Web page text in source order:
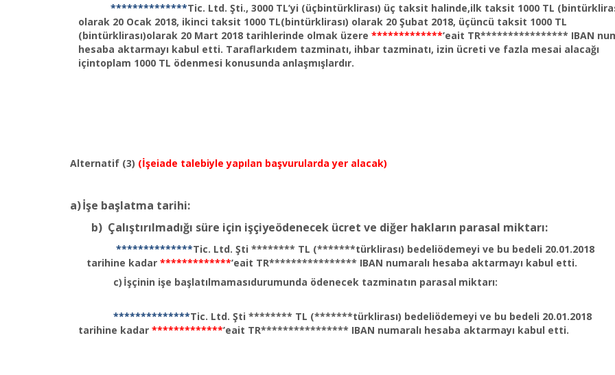
**************Tic. Ltd. Şti., 3000 TL’yi (üçbintürklirası) üç taksit halinde,ilk taksit 1000 TL
olarak 20 Ocak 2018, ikinci taksit 1000 TL(bintürklirası) olarak 20 Şubat 2018, üçüncü taksit 1000 TL
(bintürklirası)olarak 20 Mart 2018 tarihlerinde olmak üzere *************’eait TR**************** IBAN
hesaba aktarmayı kabul etti. Taraflarkıdem tazminatı, ihbar tazminatı, izin ücreti ve fazla mesai alacağı
içintoplam 1000 TL ödenmesi konusunda anlaşmışlardır.
Alternatif (3) (İşeiade talebiyle yapılan başvurularda yer alacak)
a)İşe başlatma tarihi:
b) Çalıştırılmadığı süre için işçiyeödenecek ücret ve diğer hakların parasal miktarı:
**************Tic. Ltd. Şti ******** TL (*******türklirası) bedeliödemeyi ve bu bedeli
tarihine kadar *************’eait TR**************** IBAN numaralı hesaba aktarmayı kabul etti.
c) İşçinin işe başlatılmamasıdurumunda ödenecek tazminatın parasal miktarı:
**************Tic. Ltd. Şti ******** TL (*******türklirası) bedeliödemeyi ve bu bedeli 20.01.2018
tarihine kadar *************’eait TR**************** IBAN numaralı hesaba aktarmayı kabul etti.